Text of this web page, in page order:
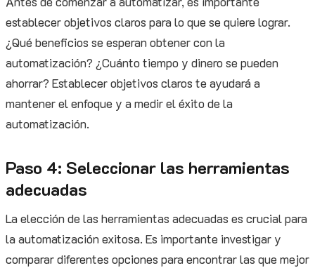
establecer objetivos claros para lo que se quiere lograr.
¿Qué beneficios se esperan obtener con la
automatización? ¿Cuánto tiempo y dinero se pueden
ahorrar? Establecer objetivos claros te ayudará a
mantener el enfoque y a medir el éxito de la
automatización.
Paso 4: Seleccionar las herramientas
adecuadas
La elección de las herramientas adecuadas es crucial para
la automatización exitosa. Es importante investigar y
comparar diferentes opciones para encontrar las que mejor